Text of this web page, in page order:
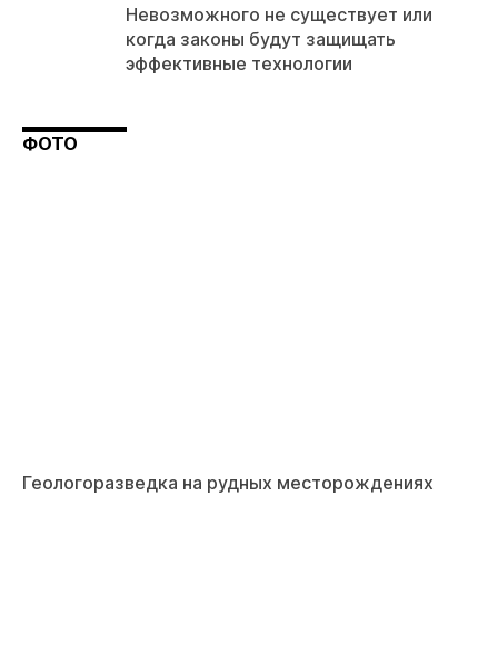
Невозможного не существует или
когда законы будут защищать
эффективные технологии
ФОТО
Геологоразведка на рудных месторождениях